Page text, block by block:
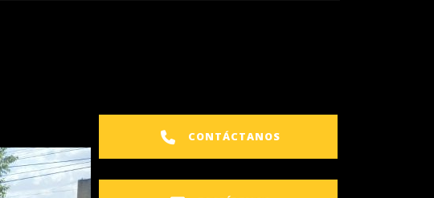
CONTÁCTANOS